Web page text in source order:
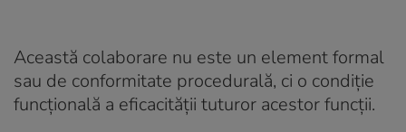
Această colaborare nu este un element formal
sau de conformitate procedurală, ci o condiție
funcțională a eficacității tuturor acestor funcții.